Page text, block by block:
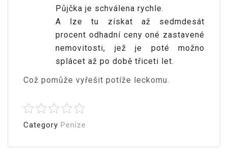
Půjčka je schválena rychle.
A lze tu získat až sedmdesát
procent odhadní ceny oné zastavené
nemovitosti, jež je poté možno
splácet až po době třiceti let.
Což pomůže vyřešit potíže leckomu.
Category Peníze